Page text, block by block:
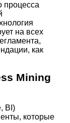
процесса
на всех
как
Mining
BI)
которые